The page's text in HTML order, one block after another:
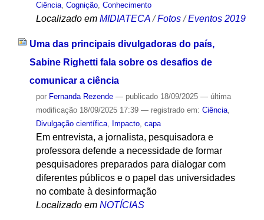
Ciência, Cognição, Conhecimento
Localizado em MIDIATECA /Fotos /Eventos 2019
Uma das principais divulgadoras do país,
Sabine Righetti fala sobre os desafios de
comunicar a ciência
por Fernanda Rezende — publicado18/09/2025 — última
modificação18/09/2025 17:39 — registrado em: Ciência,
Divulgação científica, Impacto, capa
Em entrevista, a jornalista, pesquisadora e
professora defende a necessidade de formar
pesquisadores preparados para dialogar com
diferentes públicos e o papel das universidades
no combate à desinformação
Localizado em NOTÍCIAS